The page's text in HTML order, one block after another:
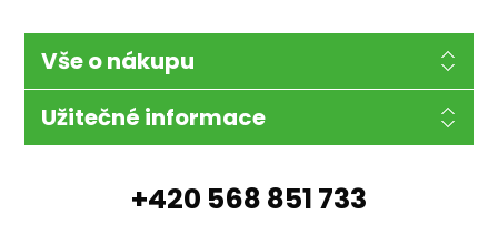
Vše o nákupu
Užitečné informace
+420 568 851 733